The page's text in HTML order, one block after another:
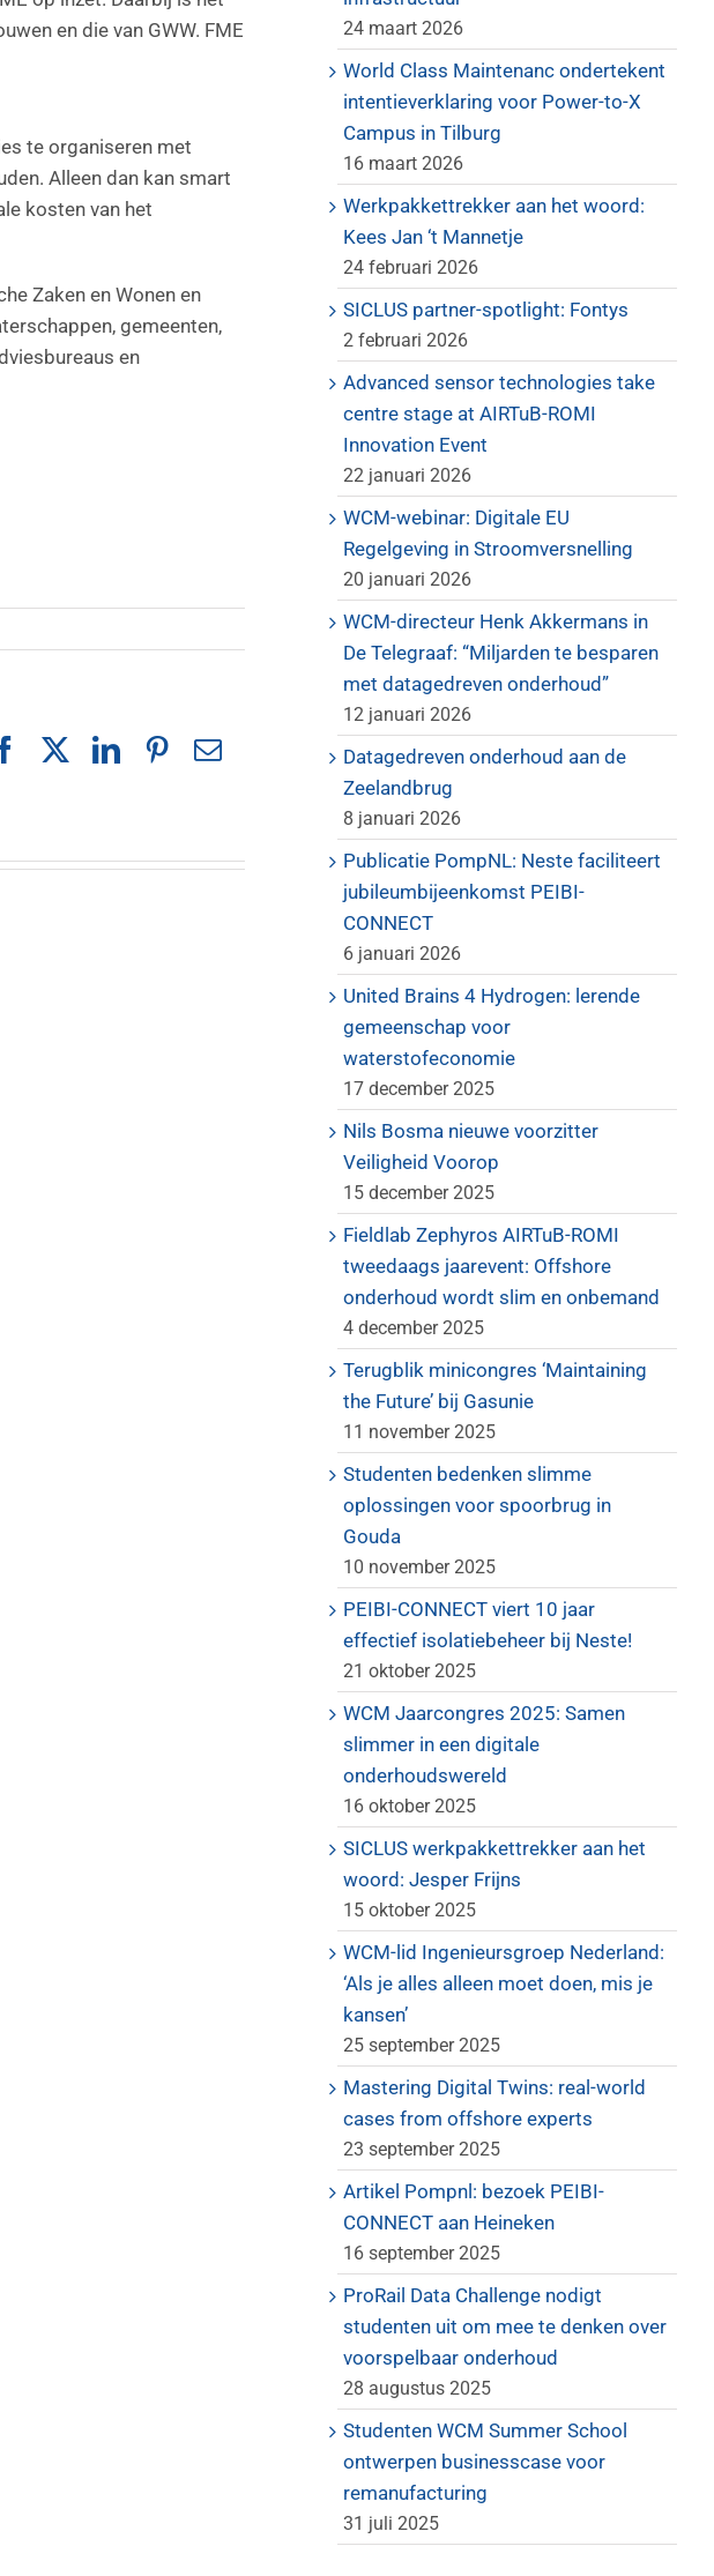
en die van GWW. FME
te organiseren met
Alleen dan kan smart
kosten van het
Zaken en Wonen en
gemeenten,
en
FacebookLinkedIn
Pinterest
E-
24 maart 2026
World Class Maintenanc ondertekent
intentieverklaring voor Power-to-X
Campus in Tilburg
16 maart 2026
Werkpakkettrekker aan het woord:
Kees Jan ‘t Mannetje
24 februari 2026
SICLUS partner-spotlight: Fontys
2 februari 2026
Advanced sensor technologies take
centre stage at AIRTuB-ROMI
Innovation Event
22 januari 2026
WCM-webinar: Digitale EU
Regelgeving in Stroomversnelling
20 januari 2026
WCM-directeur Henk Akkermans in
De Telegraaf: “Miljarden te besparen
met datagedreven onderhoud”
12 januari 2026
Datagedreven onderhoud aan de
Zeelandbrug
8 januari 2026
Publicatie PompNL: Neste faciliteert
jubileumbijeenkomst PEIBI-
CONNECT
6 januari 2026
United Brains 4 Hydrogen: lerende
gemeenschap voor
waterstofeconomie
17 december 2025
Nils Bosma nieuwe voorzitter
Veiligheid Voorop
15 december 2025
Fieldlab Zephyros AIRTuB-ROMI
tweedaags jaarevent: Offshore
onderhoud wordt slim en onbemand
4 december 2025
Terugblik minicongres ‘Maintaining
the Future’ bij Gasunie
11 november 2025
Studenten bedenken slimme
oplossingen voor spoorbrug in
Gouda
10 november 2025
PEIBI-CONNECT viert 10 jaar
effectief isolatiebeheer bij Neste!
21 oktober 2025
WCM Jaarcongres 2025: Samen
slimmer in een digitale
onderhoudswereld
16 oktober 2025
SICLUS werkpakkettrekker aan het
woord: Jesper Frijns
15 oktober 2025
WCM-lid Ingenieursgroep Nederland:
‘Als je alles alleen moet doen, mis je
kansen’
25 september 2025
Mastering Digital Twins: real-world
cases from offshore experts
23 september 2025
Artikel Pompnl: bezoek PEIBI-
CONNECT aan Heineken
16 september 2025
ProRail Data Challenge nodigt
studenten uit om mee te denken over
voorspelbaar onderhoud
28 augustus 2025
Studenten WCM Summer School
ontwerpen businesscase voor
remanufacturing
31 juli 2025